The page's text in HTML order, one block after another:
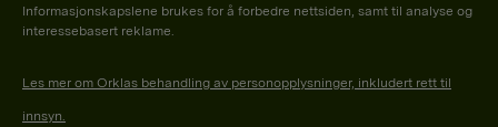
Informasjonskapslene brukes for å forbedre nettsiden, samt til analyse og
interessebasert reklame.
Les mer om Orklas behandling av personopplysninger, inkludert rett til
innsyn.